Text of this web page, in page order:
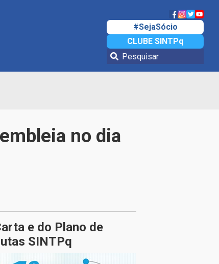
#SejaSócio
CLUBE SINTPq
no dia
e do Plano de
SINTPq